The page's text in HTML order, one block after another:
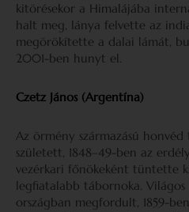
kitörésekor a Himalájába
halt meg, lánya felvette az
megörökítette a dalai lámát,
2001-ben hunyt el.
Czetz János (Argentína)
Az örmény származású honvéd
született, 1848–49-ben az
vezérkari főnökeként tüntette
legfiatalabb tábornoka.
országban megfordult, 1859-